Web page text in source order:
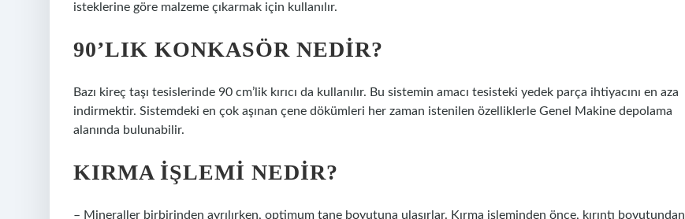
isteklerine göre malzeme çıkarmak için kullanılır.
90’LIK KONKASÖR NEDIR?
Bazı kireç taşı tesislerinde 90 cm’lik kırıcı da kullanılır. Bu sistemin amacı tesisteki yedek parça ihtiyacını en aza
indirmektir. Sistemdeki en çok aşınan çene dökümleri her zaman istenilen özelliklerle Genel Makine depolama
alanında bulunabilir.
KIRMA IŞLEMI NEDIR?
– Mineraller birbirinden ayrılırken, optimum tane boyutuna ulaşırlar. Kırma işleminden önce, kırıntı boyutundan